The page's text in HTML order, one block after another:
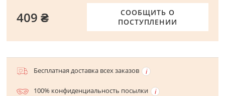
СООБЩИТЬ О
ПОСТУПЛЕНИИ
409 ₴
Бесплатная доставка всех заказов
100% конфиденциальность посылки